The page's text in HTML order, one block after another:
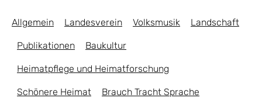
Allgemein Landesverein Volksmusik Landschaft
Publikationen Baukultur
Heimatpflege und Heimatforschung
Schönere Heimat Brauch Tracht Sprache